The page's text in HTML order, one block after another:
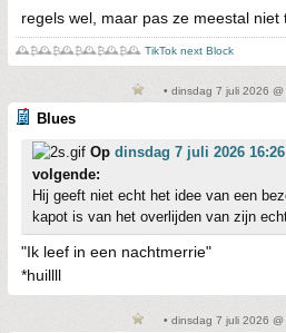
regels wel, maar pas ze meestal
🕰️₿🕰️₿🕰️₿🕰️₿🕰️₿🕰️ TikTok next Block
• dinsdag 7 juli 2026
Blues
Op dinsdag 7 juli 2026 16:26
volgende:
Hij geeft niet echt het idee van een
kapot is van het overlijden van zijn
"Ik leef in een nachtmerrie"
*huillll
• dinsdag 7 juli 2026